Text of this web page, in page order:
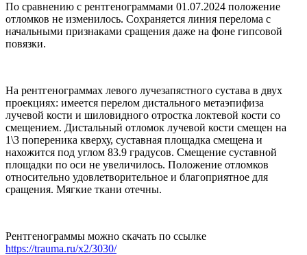
По сравнению с рентгенограммами 01.07.2024 положение
отломков не изменилось. Сохраняется линия перелома с
начальными признаками сращения даже на фоне гипсовой
повязки.
На рентгенограммах левого лучезапястного сустава в двух
проекциях: имеется перелом дистального метаэпифиза
лучевой кости и шиловидного отростка локтевой кости со
смещением. Дистальный отломок лучевой кости смещен на
1\3 попереника кверху, суставная площадка смещена и
нахожится под углом 83.9 градусов. Смещение суставной
площадки по оси не увеличилось. Положение отломков
относительно удовлетворительное и благоприятное для
сращения. Мягкие ткани отечны.
Рентгенограммы можно скачать по ссылке
https://trauma.ru/x2/3030/